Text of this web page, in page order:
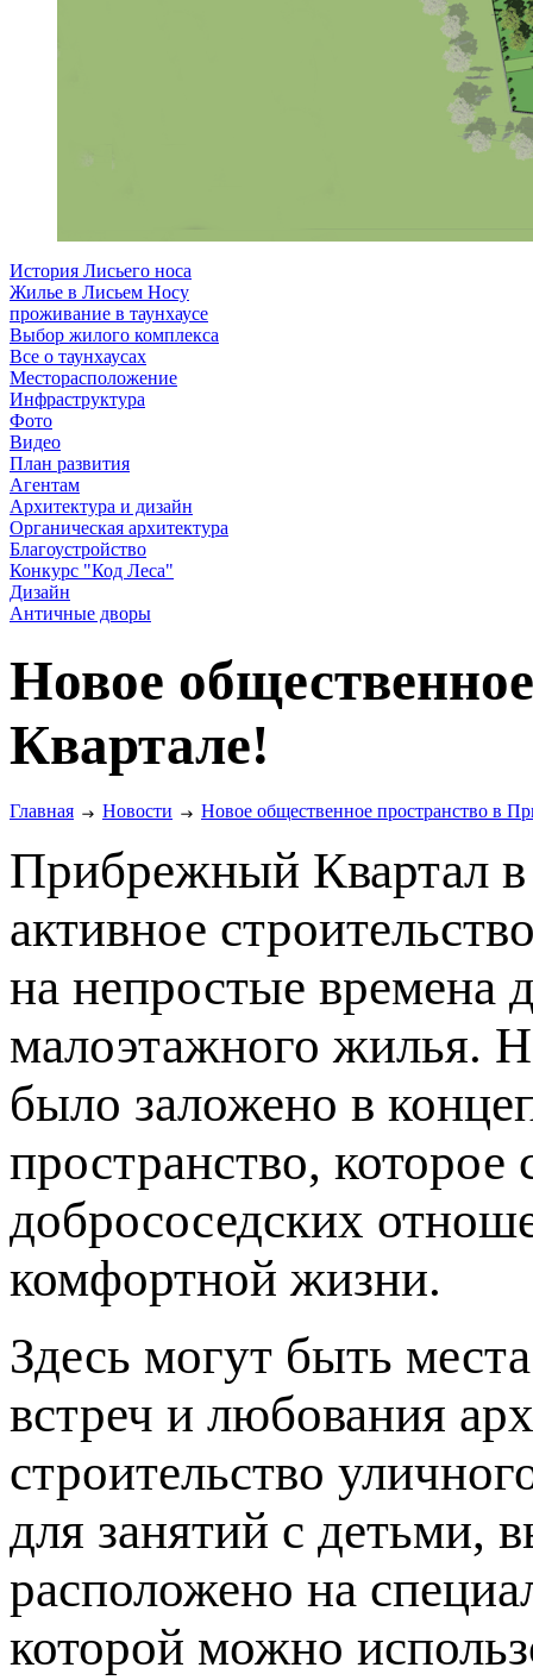
История Лисьего носа
Жилье в Лисьем Носу
проживание в таунхаусе
Выбор жилого комплекса
Все о таунхаусах
Месторасположение
Инфраструктура
Фото
Видео
План развития
Агентам
Архитектура и дизайн
Органическая архитектура
Благоустройство
Конкурс "Код Леса"
Дизайн
Античные дворы
Новое
Квартале!
Главная Новости Новое общественное пространство в
Прибрежный Квартал
активное
на непростые времена
малоэтажного жилья.
было заложено в
пространство,
добрососедских
комфортной жизни.
Здесь могут быть
встреч и любования
строительство
для занятий с детьми,
расположено на
которой можно